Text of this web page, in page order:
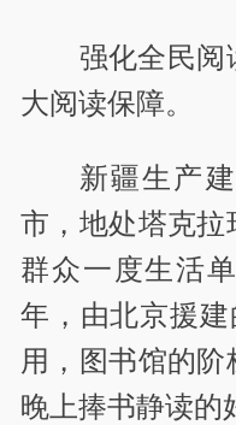
强化全民阅
大阅读保障。
新疆生产
市，地处塔克拉
群众一度生活
年，由北京援建
用，图书馆的
晚上捧书静读的